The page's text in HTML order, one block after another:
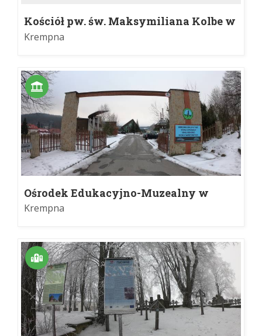
Kościół pw. św. Maksymiliana Kolbe w
Krempnej
Krempna
Ośrodek Edukacyjno-Muzealny w
Krempnej
Krempna